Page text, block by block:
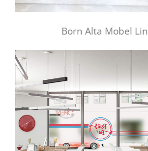
Born Alta Mobel